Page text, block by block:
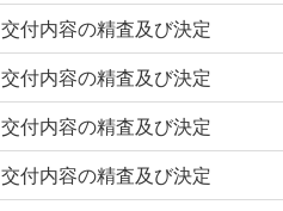
交付内容の精査及び決定
交付内容の精査及び決定
交付内容の精査及び決定
交付内容の精査及び決定